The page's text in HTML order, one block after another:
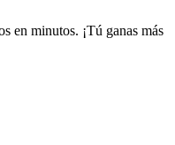
en minutos. ¡Tú ganas más